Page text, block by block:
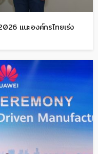
แนะองค์กรไทยเร่ง